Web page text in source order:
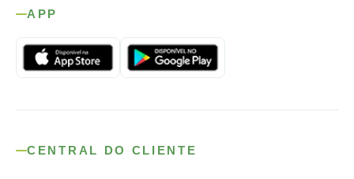
APP
CENTRAL DO CLIENTE